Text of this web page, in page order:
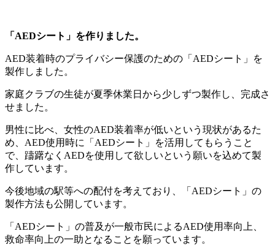
「AEDシート」を作りました。
AED装着時のプライバシー保護のための「AEDシート」を
製作しました。
家庭クラブの生徒が夏季休業日から少しずつ製作し、完成さ
せました。
男性に比べ、女性のAED装着率が低いという現状があるた
め、AED使用時に「AEDシート」を活用してもらうこと
で、躊躇なくAEDを使用して欲しいという願いを込めて製
作しています。
今後地域の駅等への配付を考えており、「AEDシート」の
製作方法も公開しています。
「AEDシート」の普及が一般市民によるAED使用率向上、
救命率向上の一助となることを願っています。